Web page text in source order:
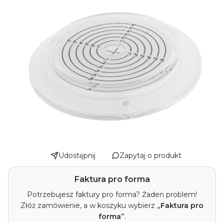
Udostępnij Zapytaj o produkt
Faktura pro forma
Potrzebujesz faktury pro forma? Żaden problem!
Złóż zamówienie, a w koszyku wybierz „Faktura pro
forma”.